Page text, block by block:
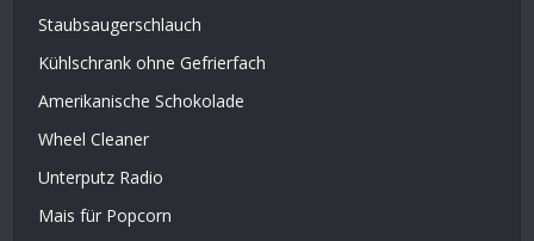
Staubsaugerschlauch
Kühlschrank ohne Gefrierfach
Amerikanische Schokolade
Wheel Cleaner
Unterputz Radio
Mais für Popcorn